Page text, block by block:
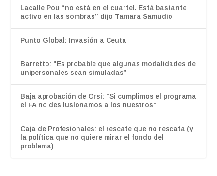
Lacalle Pou “no está en el cuartel. Está bastante
activo en las sombras” dijo Tamara Samudio
Punto Global: Invasión a Ceuta
Barretto: "Es probable que algunas modalidades de
unipersonales sean simuladas”
Baja aprobación de Orsi: "Si cumplimos el programa
el FA no desilusionamos a los nuestros"
Caja de Profesionales: el rescate que no rescata (y
la política que no quiere mirar el fondo del
problema)